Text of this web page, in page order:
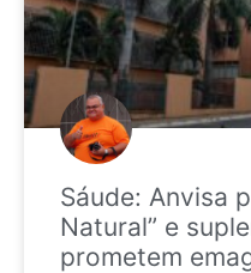
Sáude: Anvisa
Natural” e
prometem